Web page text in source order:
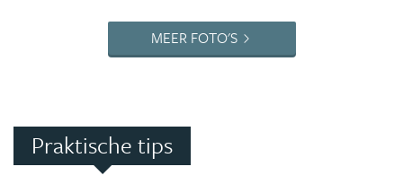
MEER FOTO'S
Praktische tips